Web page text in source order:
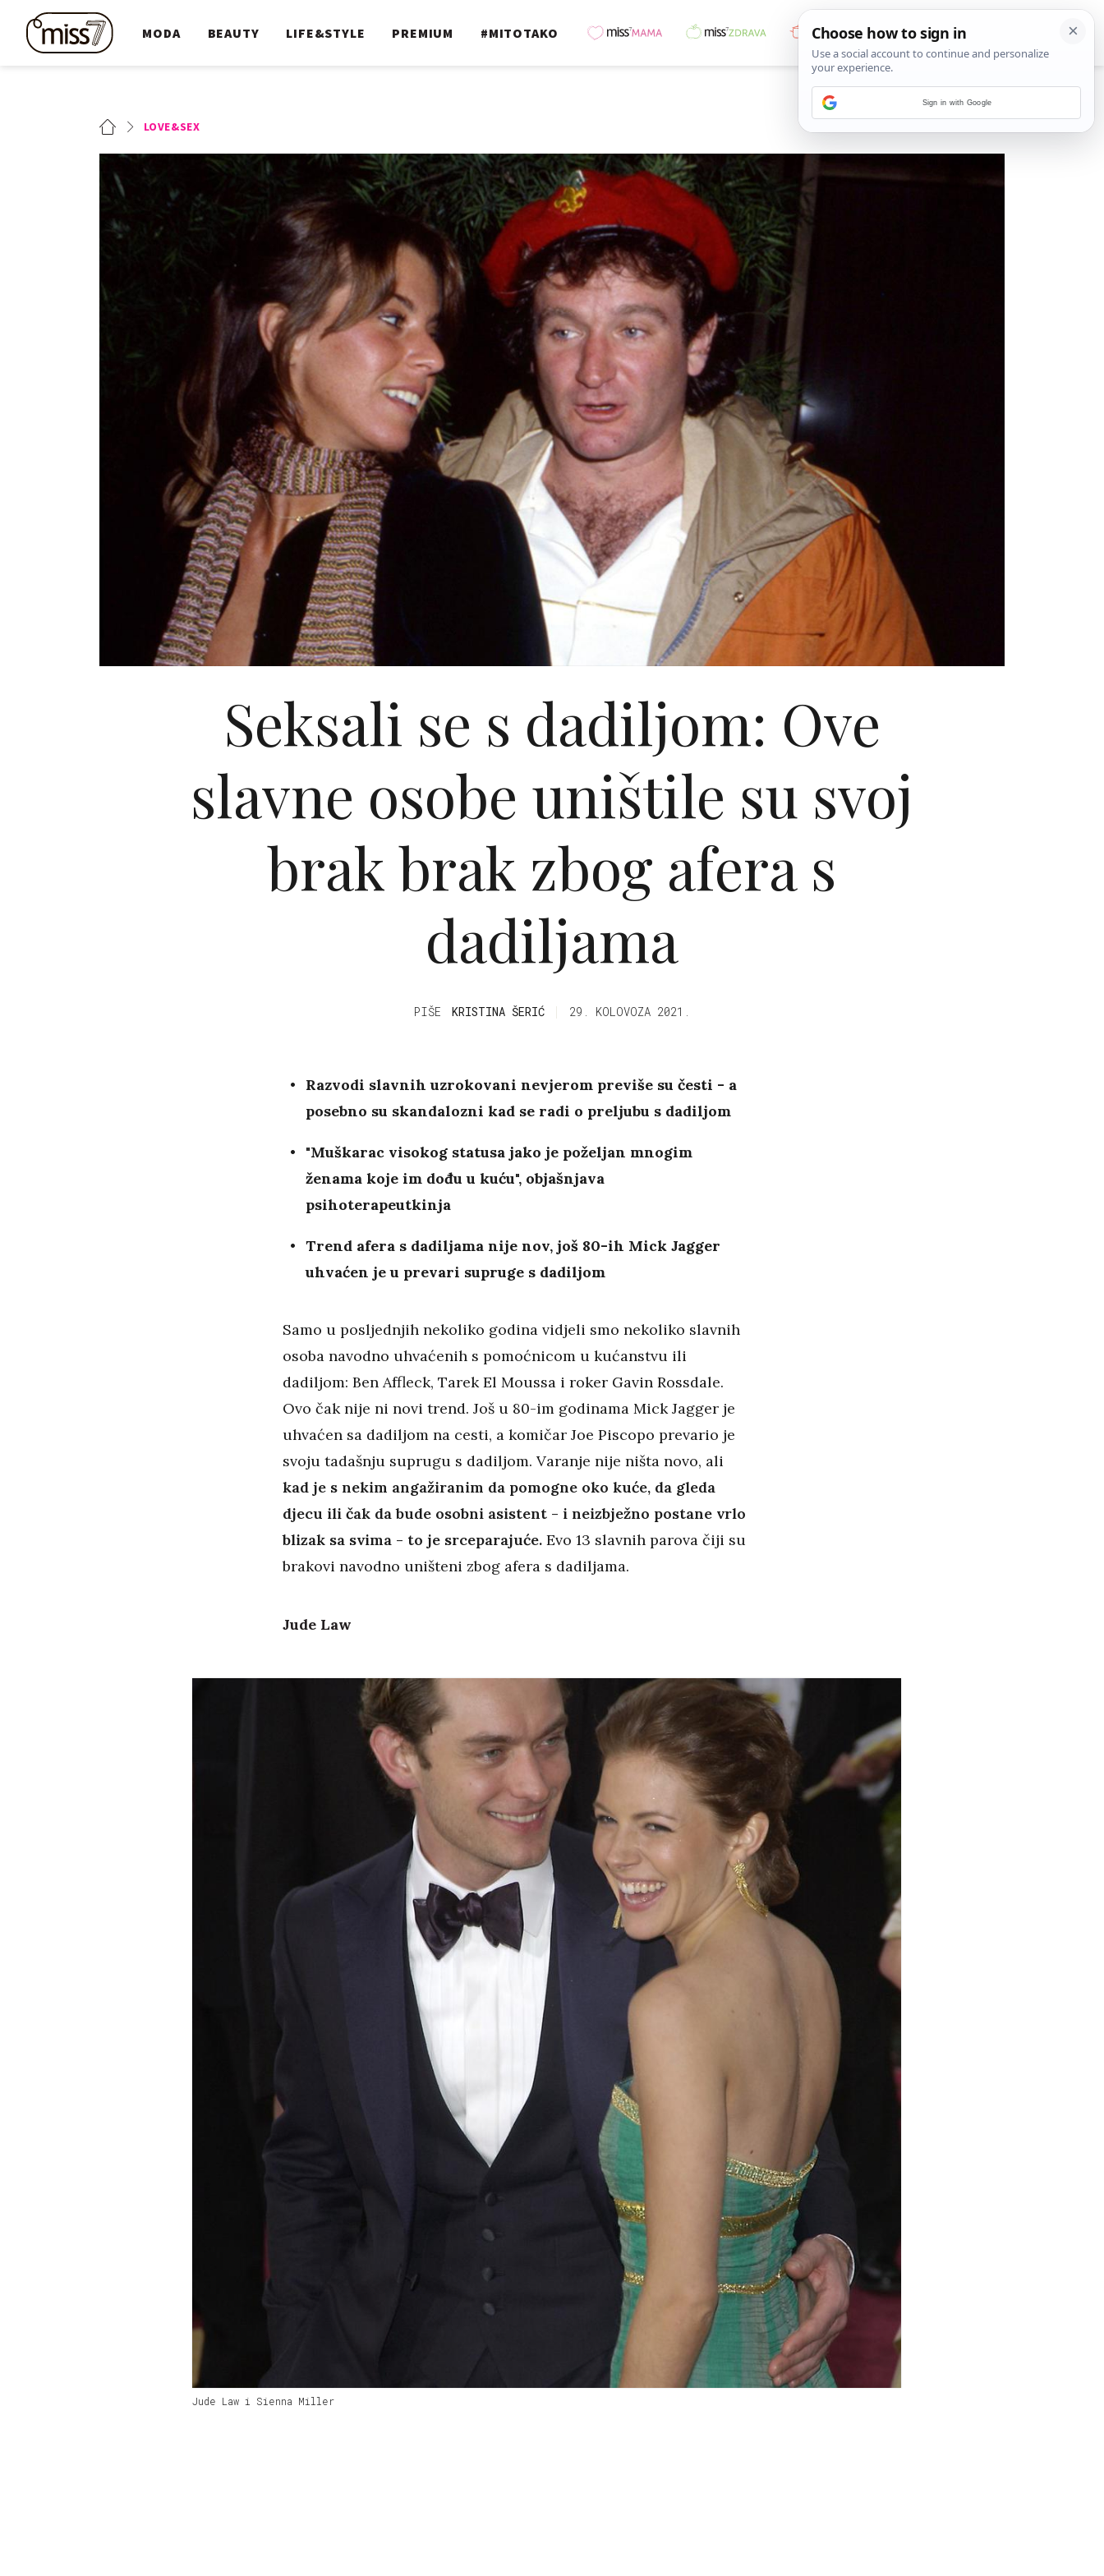
MODA BEAUTY LIFE&STYLE PREMIUM #MITOTAKO
LOVE&SEX
Seksali se s dadiljom: Ove
slavne osobe uništile su svoj
brak brak zbog afera s
dadiljama
PIŠE KRISTINA ŠERIĆ 29. KOLOVOZA 2021.
Razvodi slavnih uzrokovani nevjerom previše su česti - a
posebno su skandalozni kad se radi o preljubu s dadiljom
"Muškarac visokog statusa jako je poželjan mnogim
ženama koje im dođu u kuću", objašnjava
psihoterapeutkinja
Trend afera s dadiljama nije nov, još 80-ih Mick Jagger
uhvaćen je u prevari supruge s dadiljom
Samo u posljednjih nekoliko godina vidjeli smo nekoliko slavnih
osoba navodno uhvaćenih s pomoćnicom u kućanstvu ili
dadiljom: Ben Affleck, Tarek El Moussa i roker Gavin Rossdale.
Ovo čak nije ni novi trend. Još u 80-im godinama Mick Jagger je
uhvaćen sa dadiljom na cesti, a komičar Joe Piscopo prevario je
svoju tadašnju suprugu s dadiljom. Varanje nije ništa novo, ali
kad je s nekim angažiranim da pomogne oko kuće, da gleda
djecu ili čak da bude osobni asistent - i neizbježno postane vrlo
blizak sa svima - to je srceparajuće.Evo 13 slavnih parova čiji su
brakovi navodno uništeni zbog afera s dadiljama.
Jude Law
Jude Law i Sienna Miller
Sign in with Google